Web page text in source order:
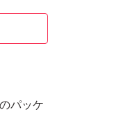
パッケ